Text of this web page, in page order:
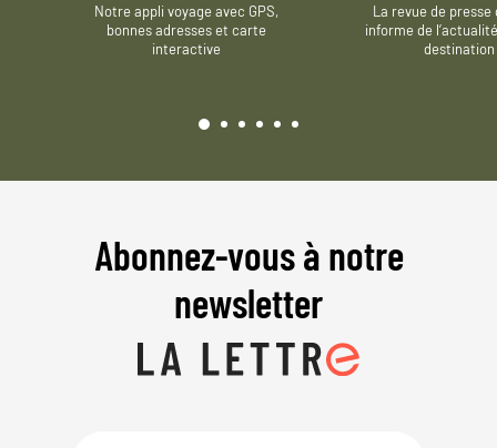
Notre appli voyage avec GPS,
bonnes adresses et carte
interactive
La revue de presse
informe de
destination
Abonnez-vous à notre
newsletter